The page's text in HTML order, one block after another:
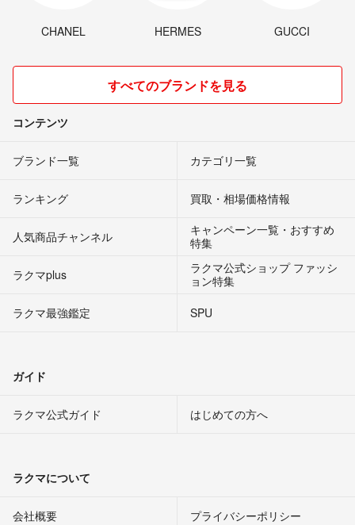
CHANEL HERMES GUCCI
すべてのブランドを見る
コンテンツ
ブランド一覧 カテゴリ一覧
ランキング 買取・相場価格情報
人気商品チャンネル
キャンペーン一覧・おすすめ
特集
ラクマplus
ラクマ公式ショップ ファッシ
ョン特集
ラクマ最強鑑定
SPU
ガイド
ラクマ公式ガイド はじめての方へ
ラクマについて
会社概要 プライバシーポリシー